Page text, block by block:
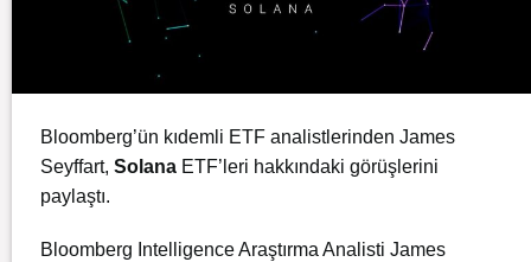
Bloomberg’ün kıdemli ETF analistlerinden James
Seyffart, Solana ETF’leri hakkındaki görüşlerini
paylaştı.
Bloomberg Intelligence Araştırma Analisti James